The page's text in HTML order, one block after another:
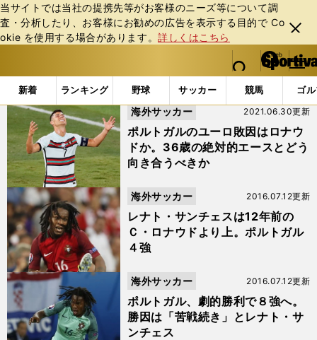
当サイトでは当社の提携先等がお客様のニーズ等について調
査・分析したり、お客様にお勧めの広告を表⽰する⽬的で Co
okie を使⽤する場合があります。詳しくはこちら
閉じ
る
web Sportiva (webスポルティーバ)
検索
マイペ
ー
ジ
メニュ
新着 ランキング 野球 サッカー 競馬 ゴ
b
ス
ポ
テ
ィ
ー
バ
「#レナト・サンチェス」の最新ニュース・ 情報
ポルトガルのユーロ敗因はロナウ
ドか。36歳の絶対的エースとどう
向き合うべきか
2021.06.30更新
海外サッカー
レナト・サンチェスは12年前の
Ｃ・ロナウドより上。ポルトガル
４強
2016.07.12更新
海外サッカー
ポルトガル、劇的勝利で８強へ。
勝因は「苦戦続き」とレナト・サ
ンチェス
2016.07.12更新
海外サッカー